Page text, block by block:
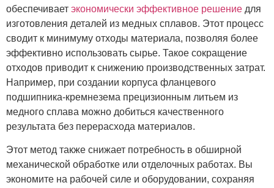
обеспечивает экономически эффективное решение для
изготовления деталей из медных сплавов. Этот процесс
сводит к минимуму отходы материала, позволяя более
эффективно использовать сырье. Такое сокращение
отходов приводит к снижению производственных затрат.
Например, при создании корпуса фланцевого
подшипника-кремнезема прецизионным литьем из
медного сплава можно добиться качественного
результата без перерасхода материалов.
Этот метод также снижает потребность в обширной
механической обработке или отделочных работах. Вы
экономите на рабочей силе и оборудовании, сохраняя